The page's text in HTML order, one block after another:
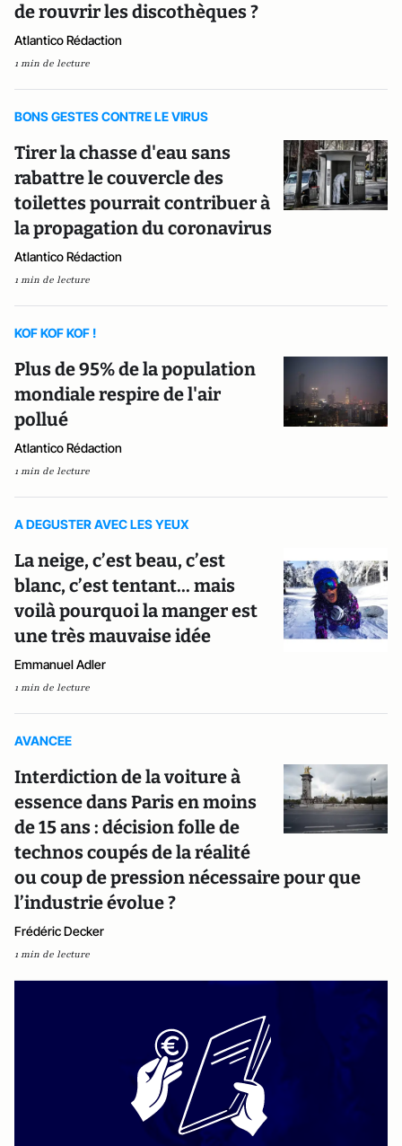
de rouvrir les discothèques ?
Atlantico Rédaction
1 min de lecture
BONS GESTES CONTRE LE VIRUS
Tirer la chasse d'eau sans
rabattre le couvercle des
toilettes pourrait contribuer à
la propagation du coronavirus
Atlantico Rédaction
1 min de lecture
KOF KOF KOF !
Plus de 95% de la population
mondiale respire de l'air
pollué
Atlantico Rédaction
1 min de lecture
A DEGUSTER AVEC LES YEUX
La neige, c’est beau, c’est
blanc, c’est tentant... mais
voilà pourquoi la manger est
une très mauvaise idée
Emmanuel Adler
1 min de lecture
AVANCEE
Interdiction de la voiture à
essence dans Paris en moins
de 15 ans : décision folle de
technos coupés de la réalité
ou coup de pression nécessaire pour que
l’industrie évolue ?
Frédéric Decker
1 min de lecture